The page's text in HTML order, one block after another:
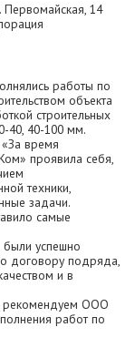
Первомайская, 14
работы по
объекта
строительных
40, 40-100 мм.
время
проявила себя,
техники,
задачи.
самые
были успешно
договору подряда,
и в
рекомендуем ООО
работ по